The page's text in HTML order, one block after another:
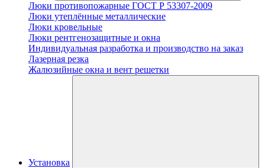
Люки противопожарные ГОСТ Р 53307-2009
Люки утеплённые металлические
Люки кровельные
Люки рентгенозащитные и окна
Индивидуальная разработка и производство на заказ
Лазерная резка
Жалюзийные окна и вент решетки
Установка